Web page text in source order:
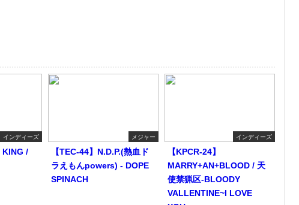
インディーズ
KING /
メジャー
【TEC-44】N.D.P.(熱血ド
ラえもんpowers) - DOPE
SPINACH
インディーズ
【KPCR-24】
MARRY+AN+BLOOD / 天
使禁猟区-BLOODY
VALLENTINE~I LOVE